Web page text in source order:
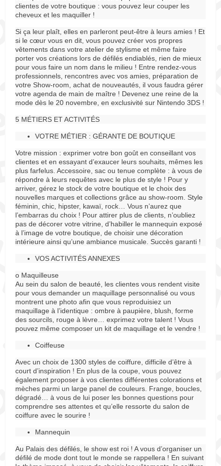
clientes de votre boutique : vous pouvez leur couper les
cheveux et les maquiller !
Si ça leur plaît, elles en parleront peut-être à leurs amies ! Et
si le cœur vous en dit, vous pouvez créer vos propres
vêtements dans votre atelier de stylisme et même faire
porter vos créations lors de défilés endiablés, rien de mieux
pour vous faire un nom dans le milieu ! Entre rendez-vous
professionnels, rencontres avec vos amies, préparation de
votre Show-room, achat de nouveautés, il vous faudra gérer
votre agenda de main de maître ! Devenez une reine de la
mode dès le 20 novembre, en exclusivité sur Nintendo 3DS !
5 MÉTIERS ET ACTIVITÉS
VOTRE MÉTIER : GÉRANTE DE BOUTIQUE
Votre mission : exprimer votre bon goût en conseillant vos
clientes et en essayant d’exaucer leurs souhaits, mêmes les
plus farfelus. Accessoire, sac ou tenue complète : à vous de
répondre à leurs requêtes avec le plus de style ! Pour y
arriver, gérez le stock de votre boutique et le choix des
nouvelles marques et collections grâce au show-room. Style
féminin, chic, hipster, kawaï, rock… Vous n’aurez que
l’embarras du choix ! Pour attirer plus de clients, n’oubliez
pas de décorer votre vitrine, d’habiller le mannequin exposé
à l’image de votre boutique, de choisir une décoration
intérieure ainsi qu’une ambiance musicale. Succès garanti !
VOS ACTIVITÉS ANNEXES
o Maquilleuse
Au sein du salon de beauté, les clientes vous rendent visite
pour vous demander un maquillage personnalisé ou vous
montrent une photo afin que vous reproduisiez un
maquillage à l’identique : ombre à paupière, blush, forme
des sourcils, rouge à lèvre… exprimez votre talent ! Vous
pouvez même composer un kit de maquillage et le vendre !
Coiffeuse
Avec un choix de 1300 styles de coiffure, difficile d’être à
court d’inspiration ! En plus de la coupe, vous pouvez
également proposer à vos clientes différentes colorations et
mèches parmi un large panel de couleurs. Frange, boucles,
dégradé… à vous de lui poser les bonnes questions pour
comprendre ses attentes et qu’elle ressorte du salon de
coiffure avec le sourire !
Mannequin
Au Palais des défilés, le show est roi ! A vous d’organiser un
défilé de mode dont tout le monde se rappellera ! En suivant